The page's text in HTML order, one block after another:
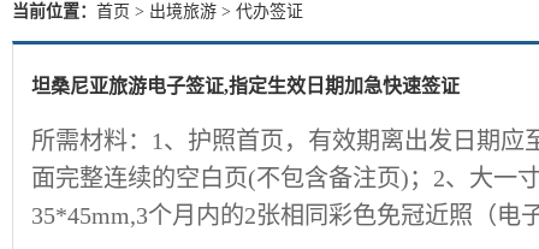
当前位置： 首页 > 出境旅游 > 代办签证
坦桑尼亚旅游电子签证,指定生效日期加急快速签证
所需材料：1、护照首页，有效期离出发日期应
面完整连续的空白页(不包含备注页)；2、大一
35*45mm,3个月内的2张相同彩色免冠近照（电